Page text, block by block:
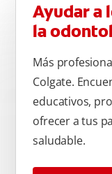
Ayudar a
la
Más
Colgate.
educativos,
ofrecer a tus
saludable.